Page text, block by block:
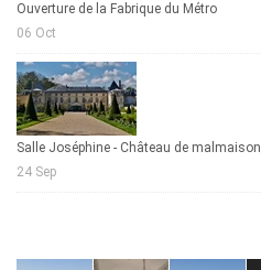
Ouverture de la Fabrique du Métro
06 Oct
Salle Joséphine - Château de malmaison
24 Sep